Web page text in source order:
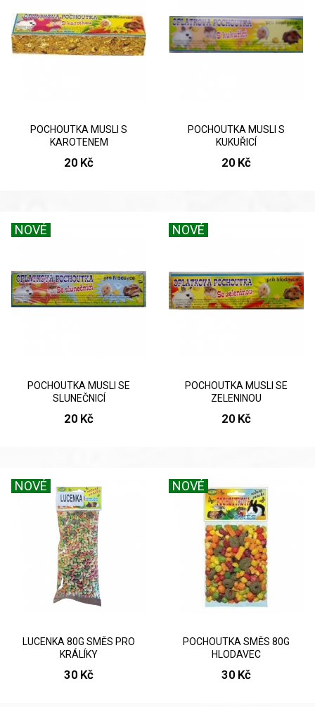
POCHOUTKA MUSLI S
KAROTENEM
20 Kč
POCHOUTKA MUSLI S
KUKUŘICÍ
20 Kč
NOVÉ
POCHOUTKA MUSLI SE
SLUNEČNICÍ
20 Kč
NOVÉ
POCHOUTKA MUSLI SE
ZELENINOU
20 Kč
NOVÉ
LUCENKA 80G SMĚS PRO
KRÁLÍKY
30 Kč
NOVÉ
POCHOUTKA SMĚS 80G
HLODAVEC
30 Kč